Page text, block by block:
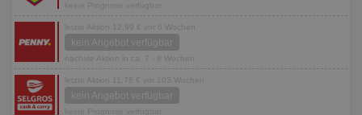
keine Prognose verfügbar
letzte Aktion 12,99 € vor 6 Wochen
kein Angebot verfügbar
nächste Aktion in ca. 7 - 8 Wochen
letzte Aktion 11,76 € vor 103 Wochen
kein Angebot verfügbar
keine Prognose verfügbar